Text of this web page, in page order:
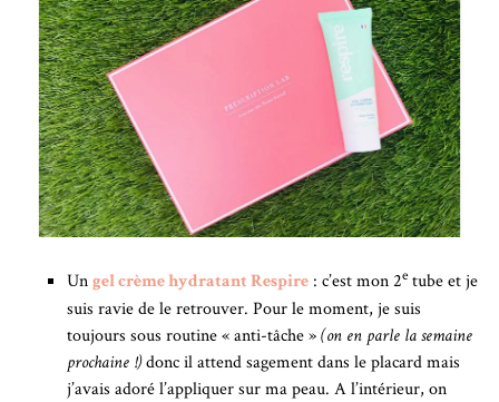
Ungel crème hydratant Respire : c’est mon 2e tube et je
suis ravie de le retrouver. Pour le moment, je suis
toujours sous routine « anti-tâche »(on en parle la semaine
prochaine !)donc il attend sagement dans le placard mais
j’avais adoré l’appliquer sur ma peau. A l’intérieur, on